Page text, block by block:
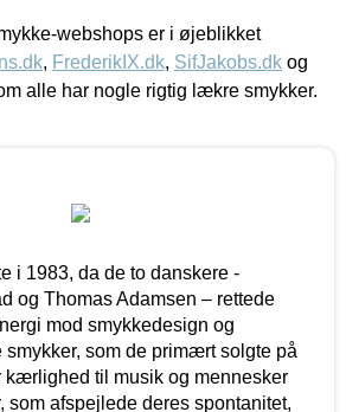
webshops er i øjeblikket
, FrederikIX.dk, SifJakobs.dk og
alle har nogle rigtig lækre smykker.
i 1983, da de to danskere -
og Thomas Adamsen – rettede
mod smykkedesign og
som de primært solgte på
kærlighed til musik og mennesker
som afspejlede deres spontanitet,